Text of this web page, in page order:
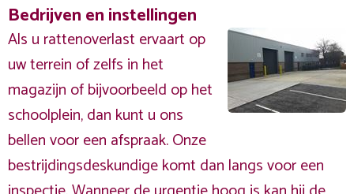
Bedrijven en instellingen
Als u rattenoverlast ervaart op
uw terrein of zelfs in het
magazijn of bijvoorbeeld op het
schoolplein, dan kunt u ons
bellen voor een afspraak. Onze
bestrijdingsdeskundige komt dan langs voor een